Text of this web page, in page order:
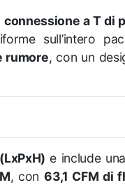
connessione a T di
sull’intero
rumore, con un
e include
, con 63,1 CFM di